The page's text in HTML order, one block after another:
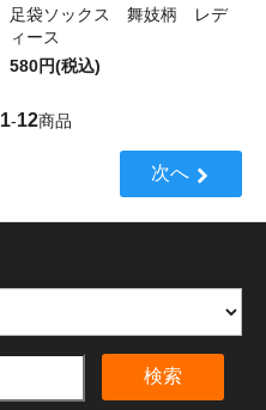
足袋ソックス 舞妓柄 レデ
ィース
580円(税込)
1-12商品
次へ
検索